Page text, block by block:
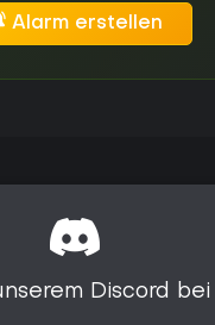
Alarm erstellen
Discord bei